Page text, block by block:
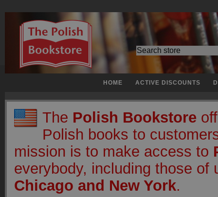
HOME ACTIVE DISCOUNTS
The Polish Bookstore
Polish books to
mission is to make access to
everybody, including those of
Chicago and New York.